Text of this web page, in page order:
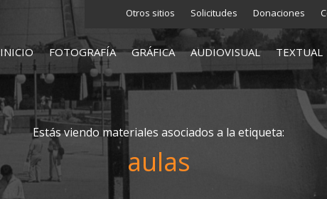
Otros sitios Solicitudes Donaciones
INICIO FOTOGRAFÍA GRÁFICA AUDIOVISUAL TEXTUAL
Estás viendo materiales asociados a la etiqueta:
aulas